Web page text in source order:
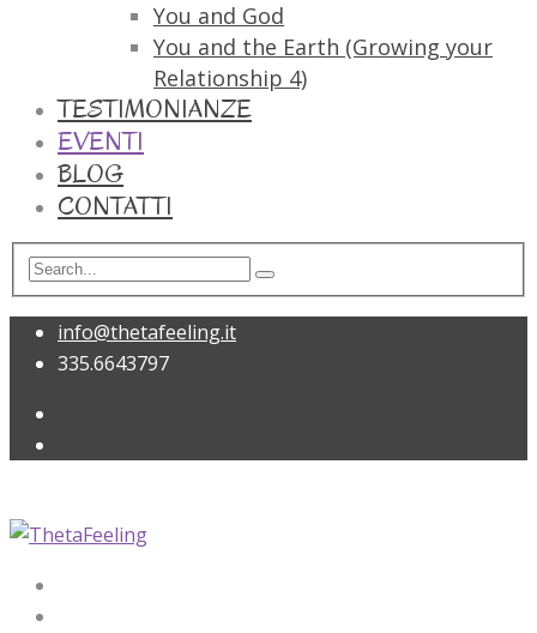
You and God
You and the Earth (Growing your
Relationship 4)
TESTIMONIANZE
EVENTI
BLOG
CONTATTI
info@thetafeeling.it
335.6643797